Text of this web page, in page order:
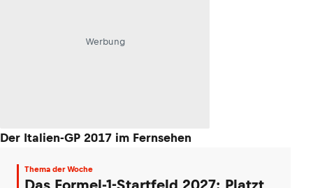
Werbung
Der Italien-GP 2017 im Fernsehen
Thema der Woche